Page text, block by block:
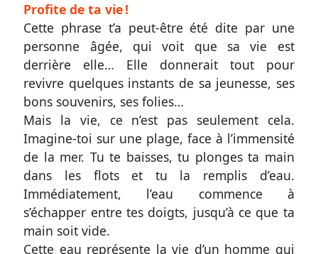
Profite de ta vie !
Cette phrase t’a peut-être été dite par une
personne âgée, qui voit que sa vie est
derrière elle… Elle donnerait tout pour
revivre quelques instants de sa jeunesse, ses
bons souvenirs, ses folies…
Mais la vie, ce n’est pas seulement cela.
Imagine-toi sur une plage, face à l’immensité
de la mer. Tu te baisses, tu plonges ta main
dans les flots et tu la remplis d’eau.
Immédiatement, l’eau commence à
s’échapper entre tes doigts, jusqu’à ce que ta
main soit vide.
Cette eau représente la vie d’un homme qui
Nous
contacter
Proposer
un
texte
Une
question
?
Une
réaction